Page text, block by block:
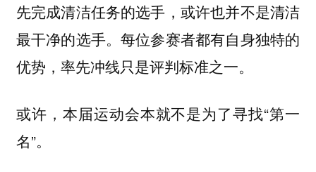
先完成清洁任务的选手，或许也并不是清洁
最干净的选手。每位参赛者都有自身独特的
优势，率先冲线只是评判标准之一。
或许，本届运动会本就不是为了寻找“第一
名”。